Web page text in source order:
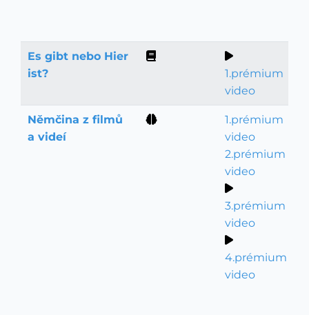
Es gibt nebo Hier
ist?
1.prémium
video
Němčina z filmů
a videí
1.prémium
video
2.prémium
video
3.prémium
video
4.prémium
video